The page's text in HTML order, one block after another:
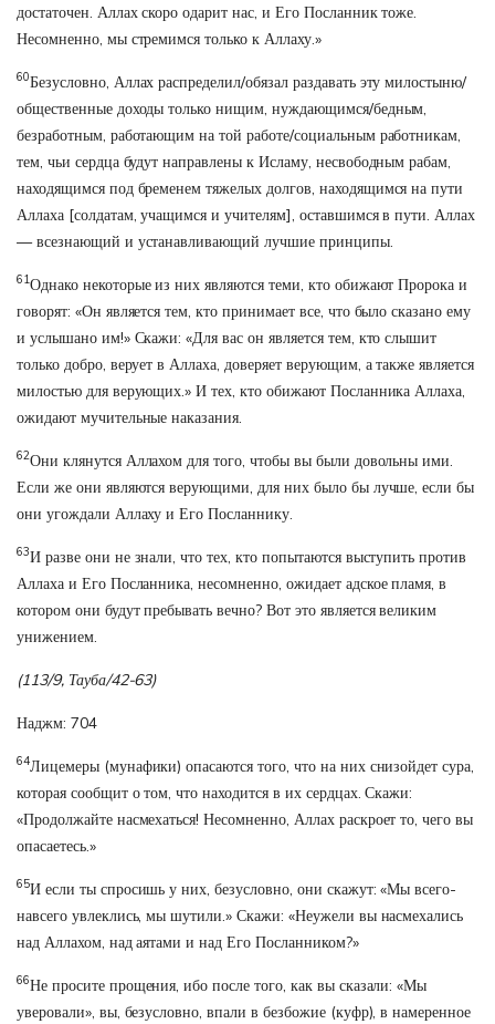
достаточен. Аллах скоро одарит нас, и Его Посланник тоже.
Несомненно, мы стремимся только к Аллаху.»
60Безусловно, Аллах распределил/обязал раздавать эту милостыню/
общественные доходы только нищим, нуждающимся/бедным,
безработным, работающим на той работе/социальным работникам,
тем, чьи сердца будут направлены к Исламу, несвободным рабам,
находящимся под бременем тяжелых долгов, находящимся на пути
Аллаха [солдатам, учащимся и учителям], оставшимся в пути. Аллах
— всезнающий и устанавливающий лучшие принципы.
61Однако некоторые из них являются теми, кто обижают Пророка и
говорят: «Он является тем, кто принимает все, что было сказано ему
и услышано им!» Скажи: «Для вас он является тем, кто слышит
только добро, верует в Аллаха, доверяет верующим, а также является
милостью для верующих.» И тех, кто обижают Посланника Аллаха,
ожидают мучительные наказания.
62Они клянутся Аллахом для того, чтобы вы были довольны ими.
Если же они являются верующими, для них было бы лучше, если бы
они угождали Аллаху и Его Посланнику.
63И разве они не знали, что тех, кто попытаются выступить против
Аллаха и Его Посланника, несомненно, ожидает адское пламя, в
котором они будут пребывать вечно? Вот это является великим
унижением.
(113/9, Тауба/42-63)
Наджм: 704
64Лицемеры (мунафики) опасаются того, что на них снизойдет сура,
которая сообщит о том, что находится в их сердцах. Скажи:
«Продолжайте насмехаться! Несомненно, Аллах раскроет то, чего вы
опасаетесь.»
65И если ты спросишь у них, безусловно, они скажут: «Мы всего-
навсего увлеклись, мы шутили.» Скажи: «Неужели вы насмехались
над Аллахом, над аятами и над Его Посланником?»
66Не просите прощения, ибо после того, как вы сказали: «Мы
уверовали», вы, безусловно, впали в безбожие (куфр), в намеренное